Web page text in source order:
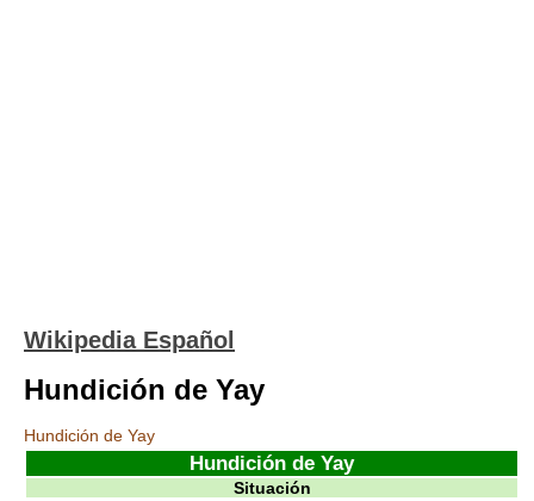
Wikipedia Español
Hundición de Yay
Hundición de Yay
Hundición de Yay
Situación